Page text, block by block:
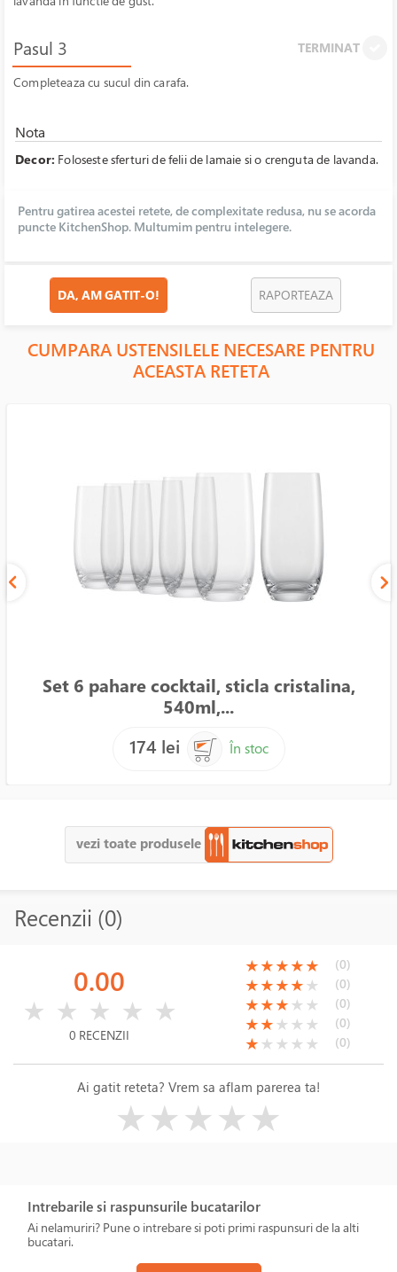
Pasul 3 TERMINAT
Completeaza cu sucul din carafa.
Nota
Decor: Foloseste sferturi de felii de lamaie si o crenguta de lavanda.
Pentru gatirea acestei retete, de complexitate redusa, nu se acorda
puncte KitchenShop. Multumim pentru intelegere.
DA, AM GATIT-O! RAPORTEAZA
CUMPARA USTENSILELE NECESARE PENTRU
ACEASTA RETETA
Set 6 pahare cocktail, sticla cristalina,
540ml,...
174 lei
În stoc
vezi toate produsele
Recenzii (0)
0.00
★ ★ ★ ★ ★
0 RECENZII
(*)
★(*)
★(*)
★(*)
★(*)
★ (0)
(*)
★(*)
★(*)
★(*)
★( )
★ (0)
(*)
★(*)
★(*)
★( )
★ ( )
★ (0)
(*)
★(*)
★( )
★ ( )
★ ( )
★ (0)
(*)
★( )
★ ( )
★ ( )
★ ( )
★ (0)
Ai gatit reteta? Vrem sa aflam parerea ta!
★★★★★
Intrebarile si raspunsurile bucatarilor
Ai nelamuriri? Pune o intrebare si poti primi raspunsuri de la alti
bucatari.